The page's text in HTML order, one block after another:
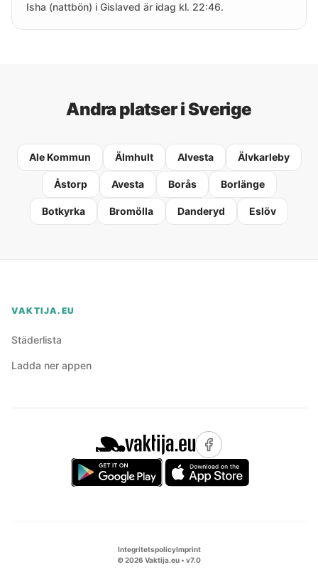
Isha (nattbön) i Gislaved är idag kl. 22:46.
Andra platser i Sverige
Ale Kommun Älmhult Alvesta Älvkarleby
Åstorp Avesta Borås Borlänge
Botkyrka Bromölla Danderyd Eslöv
VAKTIJA.EU
Städerlista
Ladda ner appen
IntegritetspolicyImprint
©2026 Vaktija.eu • v7.0